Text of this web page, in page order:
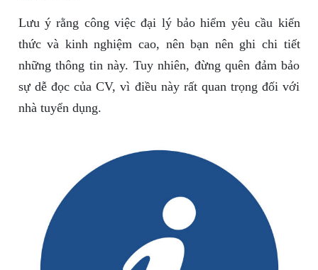
Lưu ý rằng công việc đại lý bảo hiểm yêu cầu kiến
thức và kinh nghiệm cao, nên bạn nên ghi chi tiết
những thông tin này. Tuy nhiên, đừng quên đảm bảo
sự dễ đọc của CV, vì điều này rất quan trọng đối với
nhà tuyển dụng.